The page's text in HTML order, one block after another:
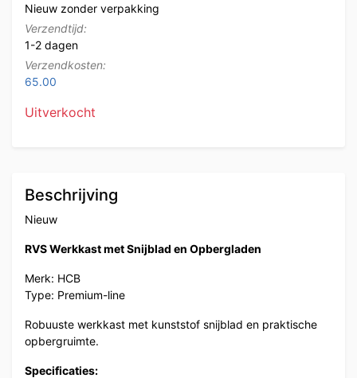
Nieuw zonder verpakking
Verzendtijd:
1-2 dagen
Verzendkosten:
65.00
Uitverkocht
Beschrijving
Nieuw
RVS Werkkast met Snijblad en Opbergladen
Merk: HCB
Type: Premium-line
Robuuste werkkast met kunststof snijblad en praktische
opbergruimte.
Specificaties: